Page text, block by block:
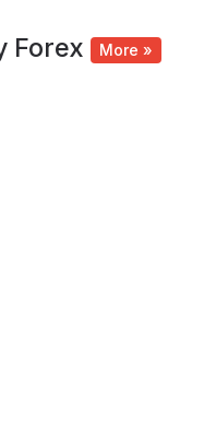
Forex More »